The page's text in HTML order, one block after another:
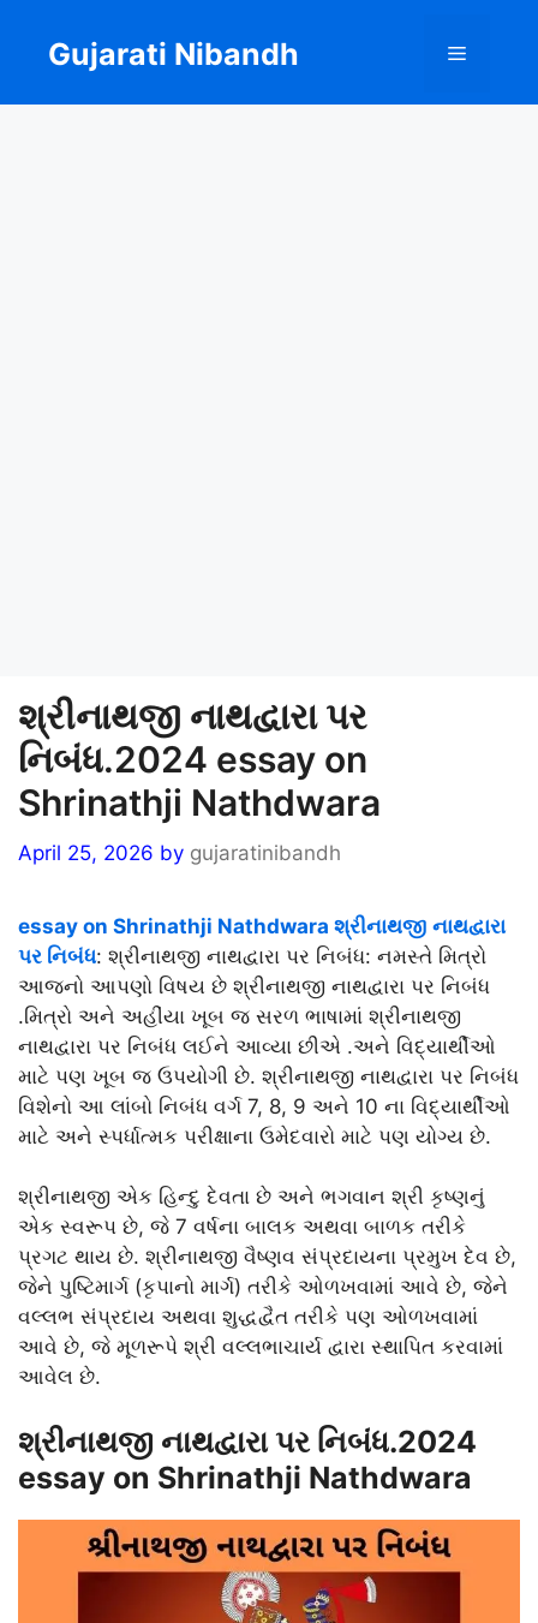
content
Gujarati Nibandh Menu
શ્રીનાથજી નાથદ્વારા પર
નિબંધ.2024 essay on
Shrinathji Nathdwara
April 25, 2026 by gujaratinibandh
essay on Shrinathji Nathdwara શ્રીનાથજી નાથદ્વારા
પર નિબંધ: શ્રીનાથજી નાથદ્વારા પર નિબંધ: નમસ્તે મિત્રો
આજનો આપણો વિષય છે શ્રીનાથજી નાથદ્વારા પર નિબંધ
.મિત્રો અને અહીંયા ખૂબ જ સરળ ભાષામાં શ્રીનાથજી
નાથદ્વારા પર નિબંધ લઈને આવ્યા છીએ .અને વિદ્યાર્થીઓ
માટે પણ ખૂબ જ ઉપયોગી છે. શ્રીનાથજી નાથદ્વારા પર નિબંધ
વિશેનો આ લાંબો નિબંધ વર્ગ 7, 8, 9 અને 10 ના વિદ્યાર્થીઓ
માટે અને સ્પર્ધાત્મક પરીક્ષાના ઉમેદવારો માટે પણ યોગ્ય છે.
શ્રીનાથજી એક હિન્દુ દેવતા છે અને ભગવાન શ્રી કૃષ્ણનું
એક સ્વરૂપ છે, જે 7 વર્ષના બાલક અથવા બાળક તરીકે
પ્રગટ થાય છે. શ્રીનાથજી વૈષ્ણવ સંપ્રદાયના પ્રમુખ દેવ છે,
જેને પુષ્ટિમાર્ગ (કૃપાનો માર્ગ) તરીકે ઓળખવામાં આવે છે, જેને
વલ્લભ સંપ્રદાય અથવા શુદ્ધદ્વૈત તરીકે પણ ઓળખવામાં
આવે છે, જે મૂળરૂપે શ્રી વલ્લભાચાર્ય દ્વારા સ્થાપિત કરવામાં
આવેલ છે.
શ્રીનાથજી નાથદ્વારા પર નિબંધ.2024
essay on Shrinathji Nathdwara